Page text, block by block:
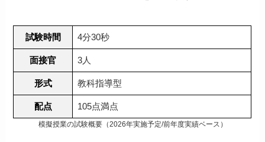
試験時間 4分30秒
面接官 3人
形式 教科指導型
配点 105点満点
模擬授業の試験概要（2026年実施予定/前年度実績ベース）